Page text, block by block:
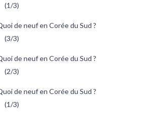
(1/3)
de neuf en Corée du Sud ?
(3/3)
de neuf en Corée du Sud ?
(2/3)
de neuf en Corée du Sud ?
(1/3)